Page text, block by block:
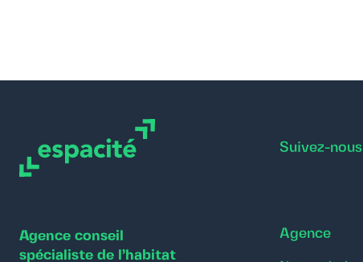
Suivez-nous
Agence conseil
spécialiste de l’habitat
Agence